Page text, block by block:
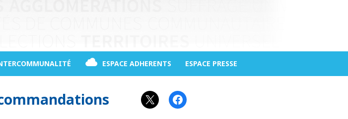
ESPACE ADHERENTS ESPACE PRESSE
X Facebook